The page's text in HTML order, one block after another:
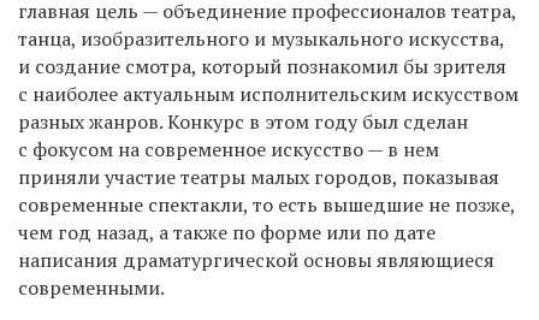
главная цель — объединение профессионалов театра,
танца, изобразительного и музыкального искусства,
и создание смотра, который познакомил бы зрителя
с наиболее актуальным исполнительским искусством
разных жанров. Конкурс в этом году был сделан
с фокусом на современное искусство — в нем
приняли участие театры малых городов, показывая
современные спектакли, то есть вышедшие не позже,
чем год назад, а также по форме или по дате
написания драматургической основы являющиеся
современными.